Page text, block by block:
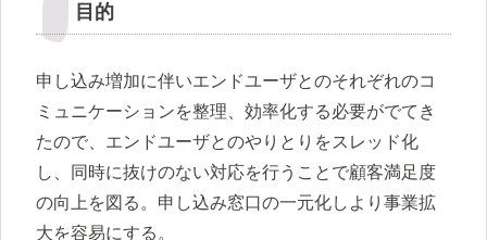
目的
申し込み増加に伴いエンドユーザとのそれぞれのコ
ミュニケーションを整理、効率化する必要がでてき
たので、エンドユーザとのやりとりをスレッド化
し、同時に抜けのない対応を行うことで顧客満足度
の向上を図る。申し込み窓口の一元化しより事業拡
大を容易にする。